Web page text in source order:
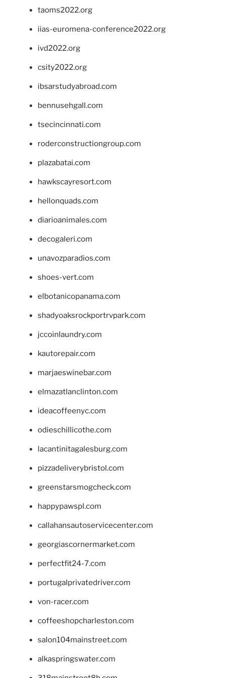
taoms2022.org
iias-euromena-conference2022.org
ivd2022.org
csity2022.org
ibsarstudyabroad.com
bennusehgall.com
tsecincinnati.com
roderconstructiongroup.com
plazabatai.com
hawkscayresort.com
hellonquads.com
diarioanimales.com
decogaleri.com
unavozparadios.com
shoes-vert.com
elbotanicopanama.com
shadyoaksrockportrvpark.com
jccoinlaundry.com
kautorepair.com
marjaeswinebar.com
elmazatlanclinton.com
ideacoffeenyc.com
odieschillicothe.com
lacantinitagalesburg.com
pizzadeliverybristol.com
greenstarsmogcheck.com
happypawspl.com
callahansautoservicecenter.com
georgiascornermarket.com
perfectfit24-7.com
portugalprivatedriver.com
von-racer.com
coffeeshopcharleston.com
salon104mainstreet.com
alkaspringswater.com